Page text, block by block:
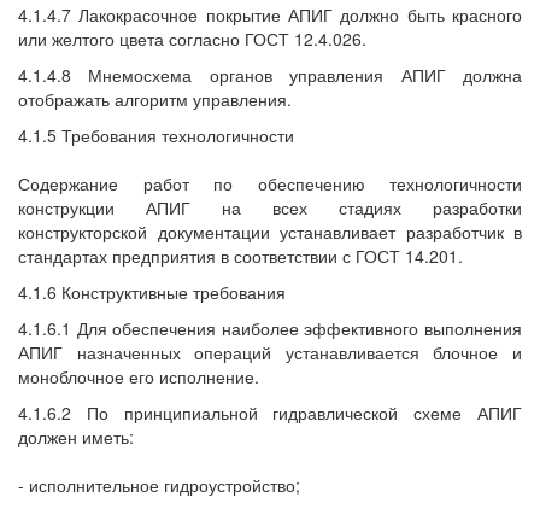
4.1.4.7 Лакокрасочное покрытие АПИГ должно быть красного
или желтого цвета согласно ГОСТ 12.4.026.
4.1.4.8 Мнемосхема органов управления АПИГ должна
отображать алгоритм управления.
4.1.5 Требования технологичности
Содержание работ по обеспечению технологичности
конструкции АПИГ на всех стадиях разработки
конструкторской документации устанавливает разработчик в
стандартах предприятия в соответствии с ГОСТ 14.201.
4.1.6 Конструктивные требования
4.1.6.1 Для обеспечения наиболее эффективного выполнения
АПИГ назначенных операций устанавливается блочное и
моноблочное его исполнение.
4.1.6.2 По принципиальной гидравлической схеме АПИГ
должен иметь:
- исполнительное гидроустройство;